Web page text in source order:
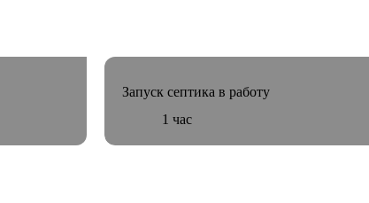
Запуск септика в работу
1 час